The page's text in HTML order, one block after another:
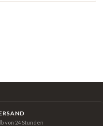
von 24 Stunden